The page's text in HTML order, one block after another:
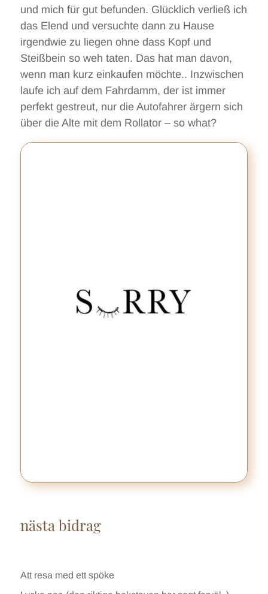
und mich für gut befunden. Glücklich verließ ich
das Elend und versuchte dann zu Hause
irgendwie zu liegen ohne dass Kopf und
Steißbein so weh taten. Das hat man davon,
wenn man kurz einkaufen möchte.. Inzwischen
laufe ich auf dem Fahrdamm, der ist immer
perfekt gestreut, nur die Autofahrer ärgern sich
über die Alte mit dem Rollator – so what?
nästa bidrag
Att resa med ett spöke